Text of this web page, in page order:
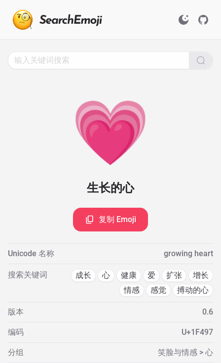
💗
生长的心
复制 Emoji
Unicode 名称 growing heart
搜索关键词 成长 心 健康 爱 扩张
增长
情感
感觉 搏动的心
版本 0.6
编码 U+1F497
分组 笑脸与情感 > 心